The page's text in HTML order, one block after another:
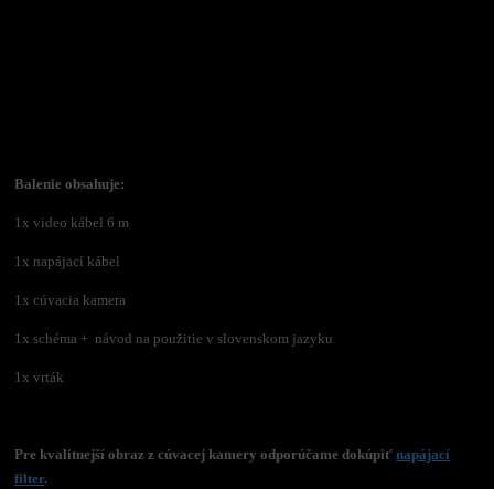
Balenie obsahuje:
1x video kábel 6 m
1x napájací kábel
1x cúvacia kamera
1x schéma + návod na použitie v slovenskom jazyku
1x vrták
Pre kvalitnejší obraz z cúvacej kamery odporúčame dokúpiťnapájací
filter.